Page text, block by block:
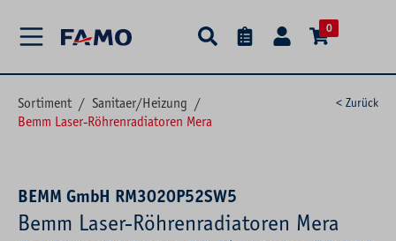
0
Sortiment / Sanitaer/Heizung /
Bemm Laser-Röhrenradiatoren Mera
< Zurück
BEMM GmbH RM3020P52SW5
Bemm Laser-Röhrenradiatoren Mera